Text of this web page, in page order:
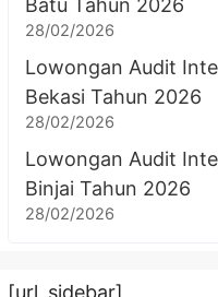
Batu Tahun 2026
28/02/2026
Lowongan Audit
Bekasi Tahun 2026
28/02/2026
Lowongan Audit
Binjai Tahun 2026
28/02/2026
[url_sidebar]